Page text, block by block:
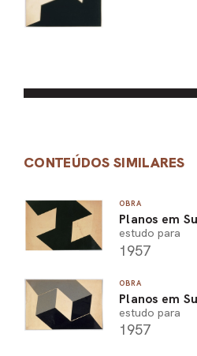
CONTEÚDOS SIMILARES
OBRA
Planos em
estudo para
1957
OBRA
Planos em
estudo para
1957